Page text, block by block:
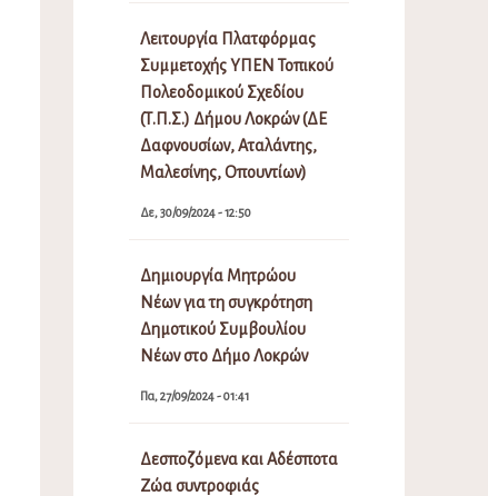
Λειτουργία Πλατφόρμας
Συμμετοχής ΥΠΕΝ Τοπικού
Πολεοδομικού Σχεδίου
(Τ.Π.Σ.) Δήμου Λοκρών (ΔΕ
Δαφνουσίων, Αταλάντης,
Μαλεσίνης, Οπουντίων)
Δε, 30/09/2024 - 12:50
Δημιουργία Μητρώου
Νέων για τη συγκρότηση
Δημοτικού Συμβουλίου
Νέων στο Δήμο Λοκρών
Πα, 27/09/2024 - 01:41
Δεσποζόμενα και Αδέσποτα
Ζώα συντροφιάς